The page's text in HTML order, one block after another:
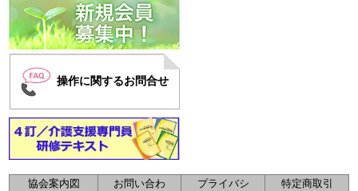
操作に関するお問合せ
協会案内図
お問い合わ
プライバシ
特定商取引